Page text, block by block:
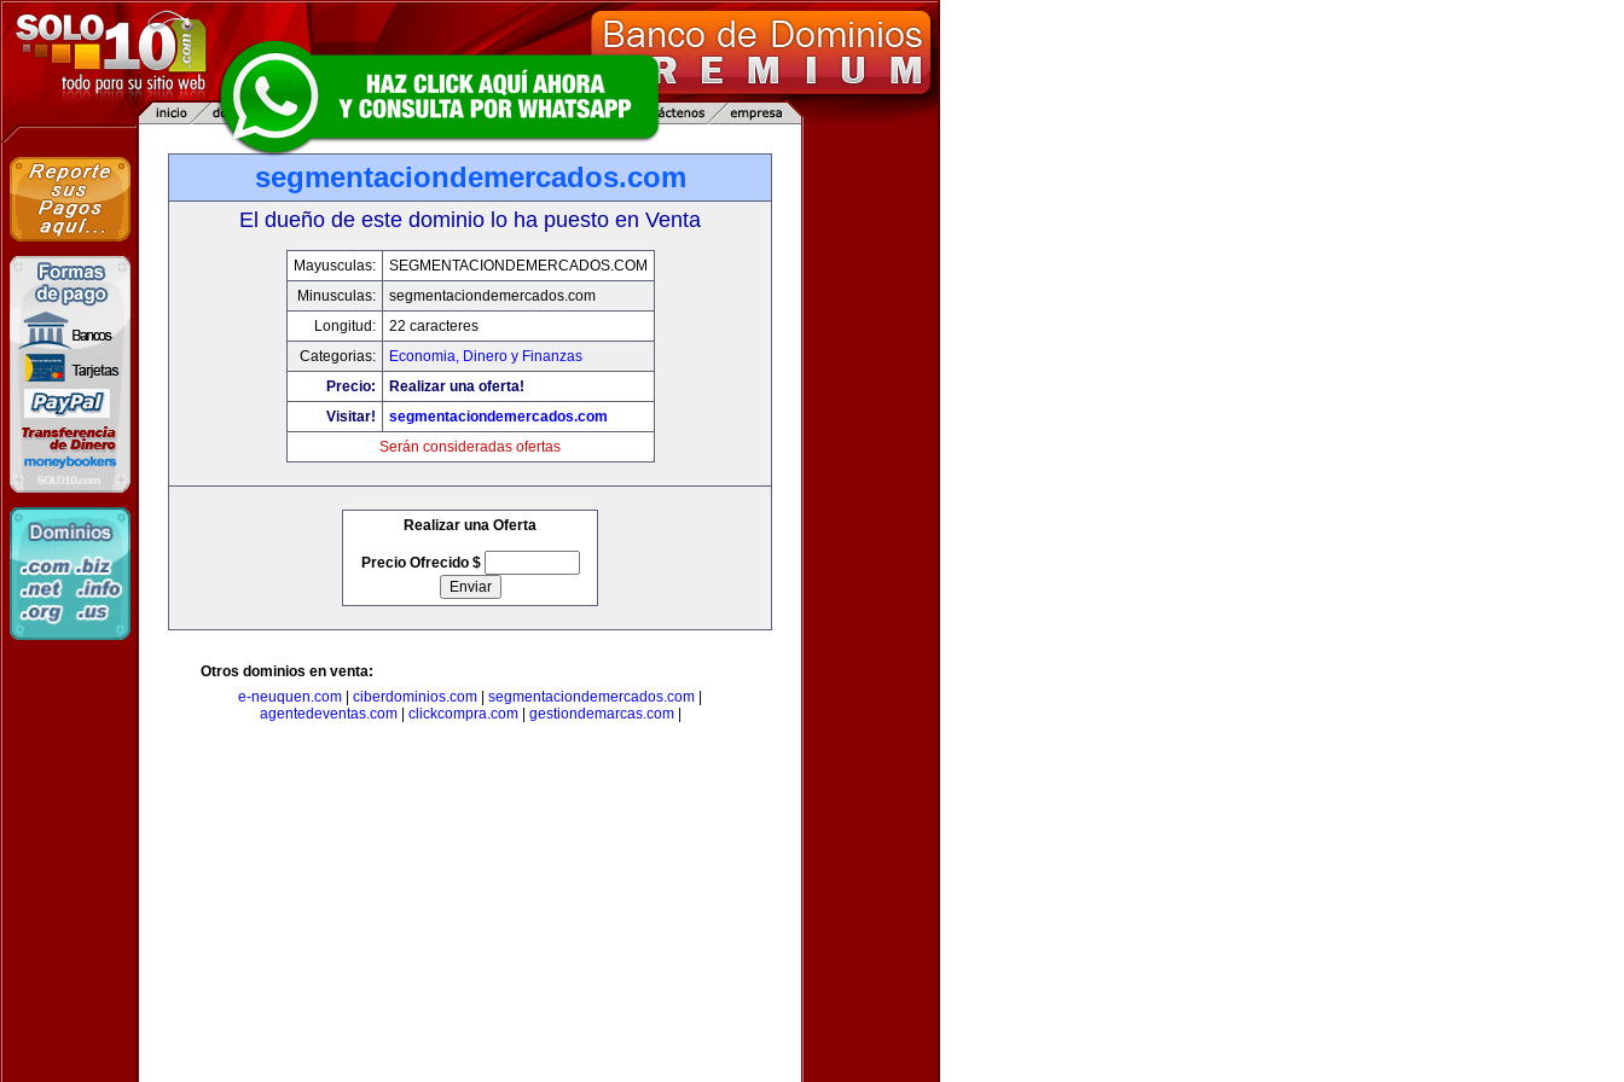
segmentaciondemercados.com
El dueño de este dominio lo ha puesto en Venta
Mayusculas:
SEGMENTACIONDEMERCADOS.COM
Minusculas:
segmentaciondemercados.com
Longitud:
22 caracteres
Categorias:
Economia, Dinero y Finanzas
Precio:
Realizar una oferta!
Visitar!
segmentaciondemercados.com
Serán consideradas ofertas
Realizar una Oferta
Precio Ofrecido $
Otros dominios en venta:
e-neuquen.com
ciberdominios.com segmentaciondemercados.com
agentedeventas.com| clickcompra.com| gestiondemarcas.com|